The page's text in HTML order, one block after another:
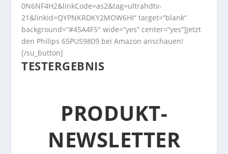
0N6NF4H2&linkCode=as2&tag=ultrahdtv-
21&linkId=QYPNKRDKY2MOW6HI“ target=“blank“
background=“#45A4F5″ wide=“yes“ center=“yes“]Jetzt
den Philips 65PUS9809 bei Amazon anschauen!
[/su_button]
TESTERGEBNIS
PRODUKT-
NEWSLETTER